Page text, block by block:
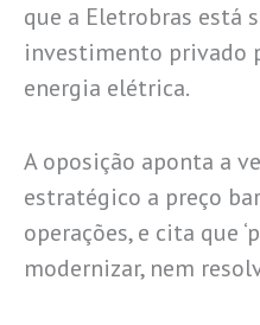
que a Eletrobras está
investimento privado
energia elétrica.
A oposição aponta a
estratégico a preço
operações, e cita que
modernizar, nem